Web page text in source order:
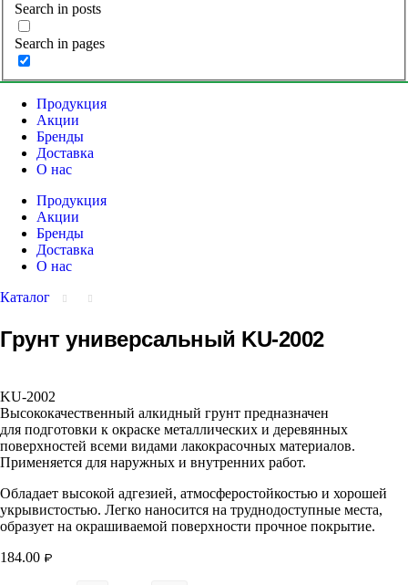
Search in posts
Search in pages
Продукция
Акции
Бренды
Доставка
О нас
Продукция
Акции
Бренды
Доставка
О нас
Каталог
Грунт универсальный KU-2002
KU-2002
Высококачественный алкидный грунт предназначен
для подготовки к окраске металлических и деревянных
поверхностей всеми видами лакокрасочных материалов.
Применяется для наружных и внутренних работ.
Обладает высокой адгезией, атмосферостойкостью и хорошей
укрывистостью. Легко наносится на труднодоступные места,
образует на окрашиваемой поверхности прочное покрытие.
184.00 ₽